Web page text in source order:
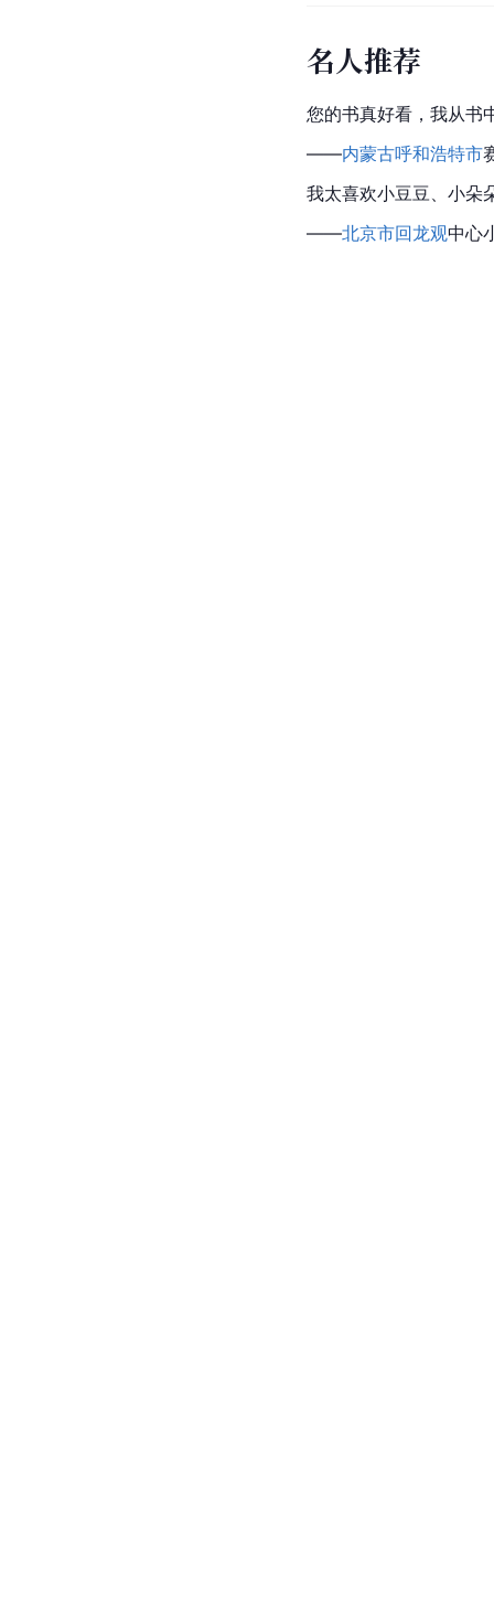
名人推荐
您的书真好看，我从书
——内蒙古呼和浩特市
我太喜欢小豆豆、小朵
——北京市回龙观中心